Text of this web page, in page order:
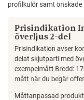
profilkulör samt
Prisindikation
överljus 2-del
Prisindikation avser
delat skjutparti med
exempelmått Bredd:
mått när du begär
Måttanpassad produkt